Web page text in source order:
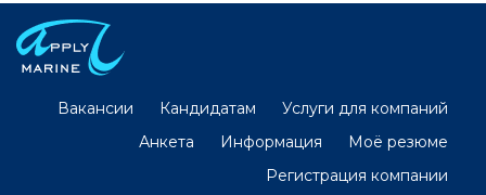
Вакансии Кандидатам
Услуги для компаний
Анкета
Информация
Моё резюме
Регистрация компании